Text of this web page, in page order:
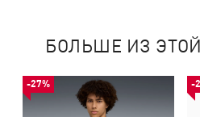
БОЛЬШЕ ИЗ
-27% -